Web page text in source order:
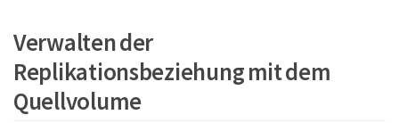
Verwalten der
Replikationsbeziehung mit dem
Quellvolume